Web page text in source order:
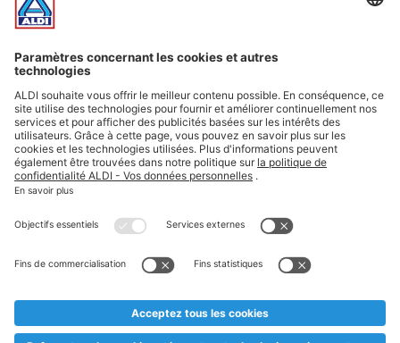
Infos essentielles
Suivez ALDI Belgique
Textes marqués d'un astérisque et mentions légales
* Nous vendons ces articles temporairement et jusqu'à
au cas où, malgré le planning bien étudié, nous serions
prématurément en rupture de stock. Prix Recupel et TVA incl.
** Sur ce site, l’utilisation de la forme masculine a été adoptée